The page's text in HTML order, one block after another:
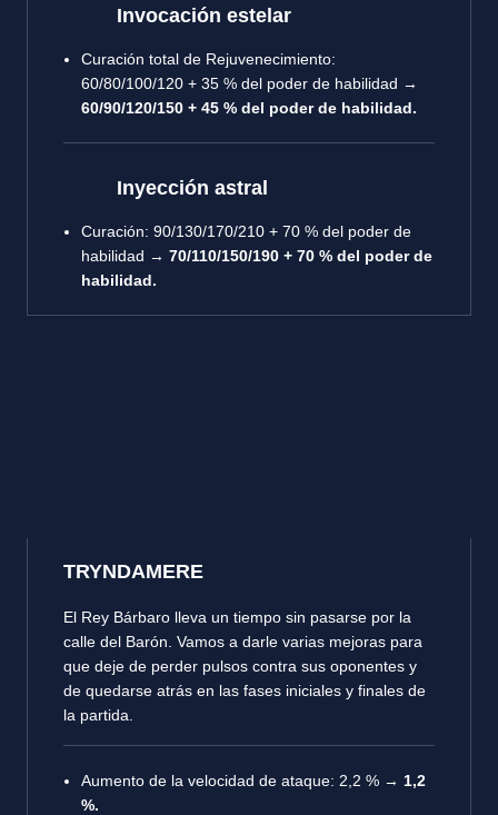
Invocación estelar
Curación total de Rejuvenecimiento:
60/80/100/120 + 35 % del poder de habilidad →
60/90/120/150 + 45 % del poder de habilidad.
Inyección astral
Curación: 90/130/170/210 + 70 % del poder de
habilidad → 70/110/150/190 + 70 % del poder de
habilidad.
TRYNDAMERE
El Rey Bárbaro lleva un tiempo sin pasarse por la
calle del Barón. Vamos a darle varias mejoras para
que deje de perder pulsos contra sus oponentes y
de quedarse atrás en las fases iniciales y finales de
la partida.
Aumento de la velocidad de ataque: 2,2 % → 1,2
%.